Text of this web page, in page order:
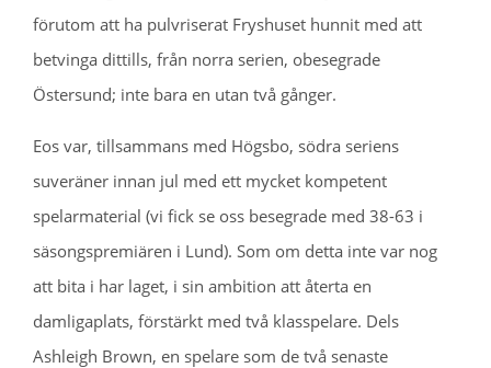
förutom att ha pulvriserat Fryshuset hunnit med att
betvinga dittills, från norra serien, obesegrade
Östersund; inte bara en utan två gånger.
Eos var, tillsammans med Högsbo, södra seriens
suveräner innan jul med ett mycket kompetent
spelarmaterial (vi fick se oss besegrade med 38-63 i
säsongspremiären i Lund). Som om detta inte var nog
att bita i har laget, i sin ambition att återta en
damligaplats, förstärkt med två klasspelare. Dels
Ashleigh Brown, en spelare som de två senaste